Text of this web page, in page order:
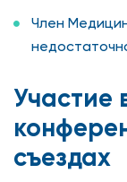
Член
Участие
съездах